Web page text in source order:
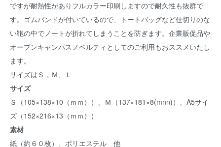
ですが耐熱性がありフルカラー印刷しますので耐久性も抜群で
す。ゴムバンドが付いているので、トートバッグなど仕切りのな
い鞄の中でノートが折れてしまうことを防ぎます。企業販促品や
オープンキャンパスノベルティとしてのご利用もおススメいたし
ます。
サイズはＳ，Ｍ、Ｌ
サイズ
Ｓ（105×138×10（ｍｍ））、Ｍ（137×181×8(mnn)）、A5サイ
ズ（152×216×13（ｍｍ））
素材
紙（約６０枚）、ポリエステル 他